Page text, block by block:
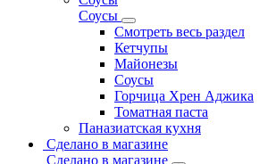
Соусы
Смотреть весь раздел
Кетчупы
Майонезы
Соусы
Горчица Хрен Аджика
Томатная паста
Паназиатская кухня
Сделано в магазине
Сделано в магазине